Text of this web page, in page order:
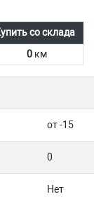
со склада
0 км
от -15
0
Нет